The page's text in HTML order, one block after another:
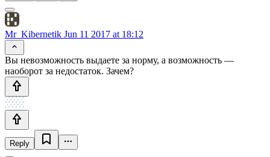
Mr_Kibernetik Jun 11 2017 at 18:12
Вы невозможность выдаете за норму, а возможность —
наоборот за недостаток. Зачем?
Reply